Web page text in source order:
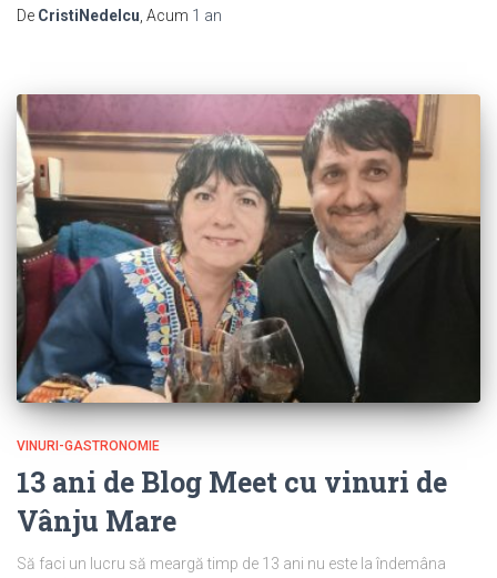
De CristiNedelcu , Acum 1 an
VINURI-GASTRONOMIE
13 ani de Blog Meet cu vinuri de
Vânju Mare
Să faci un lucru să meargă timp de 13 ani nu este la îndemâna